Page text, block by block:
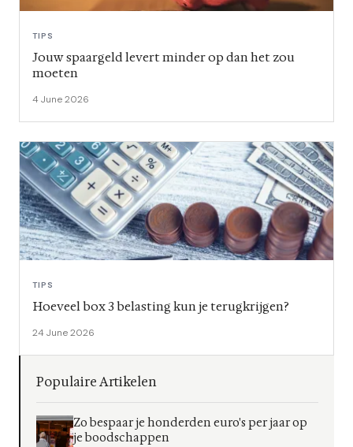
TIPS
Jouw spaargeld levert minder op dan het zou
moeten
4 June 2026
TIPS
Hoeveel box 3 belasting kun je terugkrijgen?
24 June 2026
Populaire Artikelen
Zo bespaar je honderden euro's per jaar op
je boodschappen